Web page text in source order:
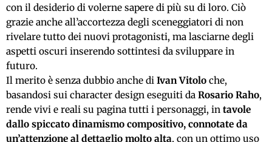
con il desiderio di volerne sapere di più su di loro. Ciò
grazie anche all’accortezza degli sceneggiatori di non
rivelare tutto dei nuovi protagonisti, ma lasciarne degli
aspetti oscuri inserendo sottintesi da sviluppare in
futuro.
Il merito è senza dubbio anche di Ivan Vitolo che,
basandosi sui character design eseguiti da Rosario Raho,
rende vivi e reali su pagina tutti i personaggi, in tavole
dallo spiccato dinamismo compositivo, connotate da
un’attenzione al dettaglio molto alta, con un ottimo uso